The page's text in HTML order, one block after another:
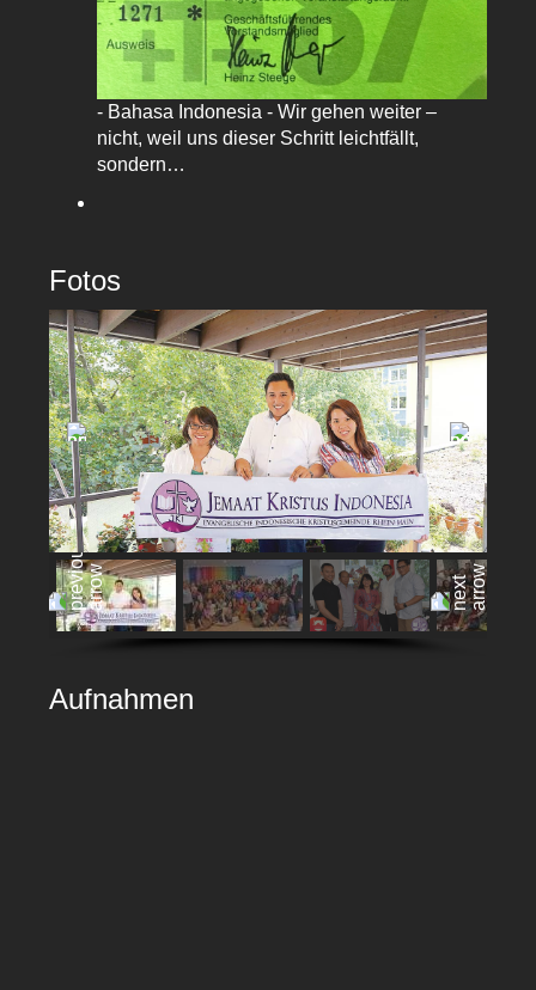
- Bahasa Indonesia - Wir gehen weiter –
nicht, weil uns dieser Schritt leichtfällt,
sondern…
Fotos
Aufnahmen